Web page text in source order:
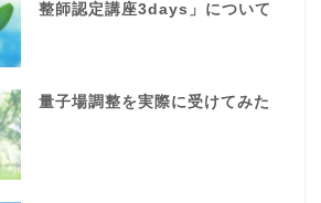
整師認定講座3days」について
量子場調整を実際に受けてみた